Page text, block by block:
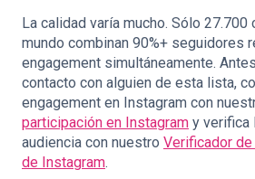
La calidad varía mucho. Sólo
mundo combinan 90%+ seguidores
engagement simultáneamente.
contacto con alguien de esta lista,
engagement en Instagram con
participación en Instagram y verifica
audiencia con nuestro Verificador
de Instagram.